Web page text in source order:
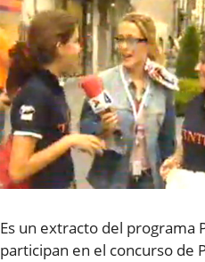
Es un extracto del programa
participan en el concurso de